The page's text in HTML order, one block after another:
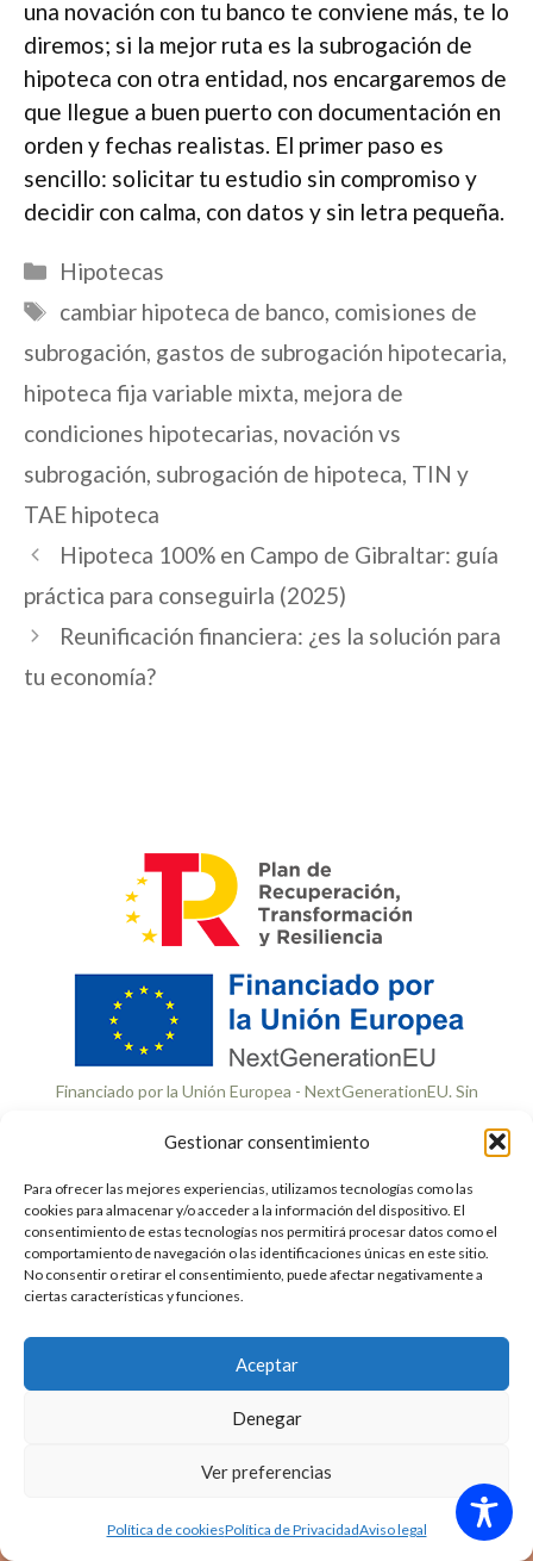
Gestionar consentimiento
Para ofrecer las mejores experiencias, utilizamos tecnologías como las
cookies para almacenar y/o acceder a la información del dispositivo. El
consentimiento de estas tecnologías nos permitirá procesar datos como el
comportamiento de navegación o las identificaciones únicas en este sitio.
No consentir o retirar el consentimiento, puede afectar negativamente a
ciertas características y funciones.
Aceptar
Denegar
Ver preferencias
Política de cookiesPolítica de PrivacidadAviso legal
una novación con tu banco te conviene más, te lo
diremos; si la mejor ruta es la subrogación de
hipoteca con otra entidad, nos encargaremos de
que llegue a buen puerto con documentación en
orden y fechas realistas. El primer paso es
sencillo: solicitar tu estudio sin compromiso y
decidir con calma, con datos y sin letra pequeña.
Categorías
Hipotecas
Etiquetas
cambiar hipoteca de banco, comisiones de
subrogación, gastos de subrogación hipotecaria,
hipoteca fija variable mixta, mejora de
condiciones hipotecarias, novación vs
subrogación, subrogación de hipoteca, TIN y
TAE hipoteca
Hipoteca 100% en Campo de Gibraltar: guía
práctica para conseguirla (2025)
Reunificación financiera: ¿es la solución para
tu economía?
Financiado por la Unión Europea - NextGenerationEU. Sin
son únicamente los del autor o autores y no reflejan
Europea. Ni la Unión Europea ni la Comisión Europea
pueden ser consideradas responsables de las mismas.